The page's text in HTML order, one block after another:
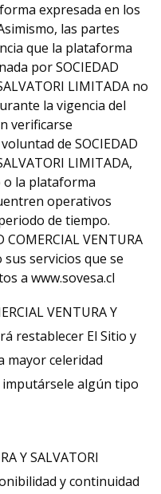
expresada en los
las partes
que la plataforma
por SOCIEDAD
LIMITADA no
la vigencia del
verificarse
de SOCIEDAD
LIMITADA,
o la plataforma
operativos
de tiempo.
VENTURA
sus servicios que se
a www.sovesa.cl
VENTURA Y
restablecer El Sitio y
mayor celeridad
algún tipo
Y SALVATORI
y continuidad